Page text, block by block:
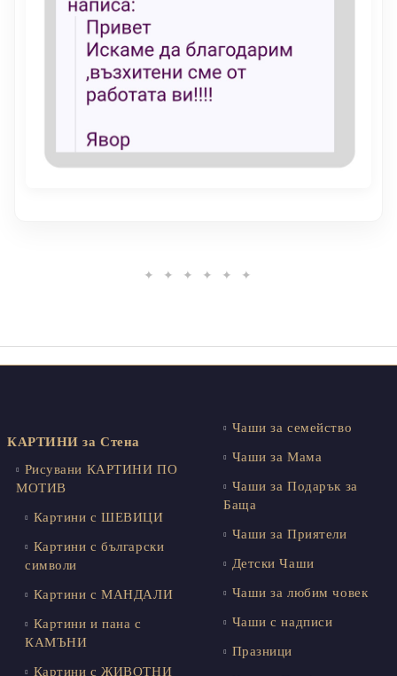
✦ ✦ ✦ ✦ ✦ ✦
КАРТИНИ за Стена
Рисувани КАРТИНИ ПО
МОТИВ
Картини с ШЕВИЦИ
Картини с български
символи
Картини с МАНДАЛИ
Картини и пана с
КАМЪНИ
Картини с ЖИВОТНИ
Чаши за семейство
Чаши за Мама
Чаши за Подарък за
Баща
Чаши за Приятели
Детски Чаши
Чаши за любим човек
Чаши с надписи
Празници